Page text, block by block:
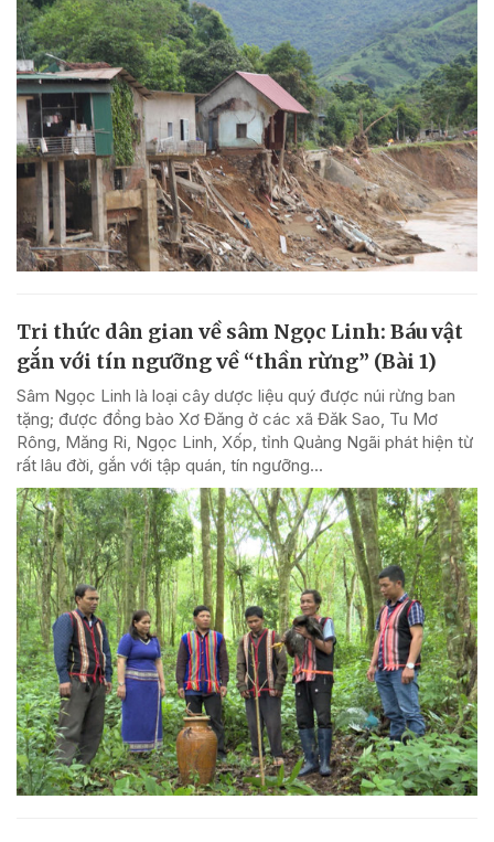
Tri thức dân gian về sâm Ngọc Linh: Báu vật
gắn với tín ngưỡng về “thần rừng” (Bài 1)
Sâm Ngọc Linh là loại cây dược liệu quý được núi rừng ban
tặng; được đồng bào Xơ Đăng ở các xã Đăk Sao, Tu Mơ
Rông, Măng Ri, Ngọc Linh, Xốp, tỉnh Quảng Ngãi phát hiện từ
rất lâu đời, gắn với tập quán, tín ngưỡng...